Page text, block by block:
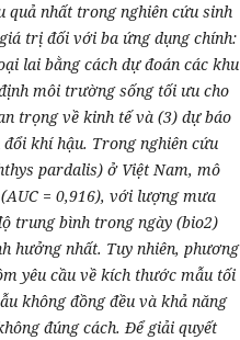
quả nhất trong nghiên cứu sinh
trị đối với ba ứng dụng chính:
lai bằng cách dự đoán các khu
môi trường sống tối ưu cho
trọng về kinh tế và (3) dự báo
khí hậu. Trong nghiên cứu
pardalis) ở Việt Nam, mô
= 0,916), với lượng mưa
trung bình trong ngày (bio2)
hưởng nhất. Tuy nhiên, phương
yêu cầu về kích thước mẫu tối
không đồng đều và khả năng
đúng cách. Để giải quyết